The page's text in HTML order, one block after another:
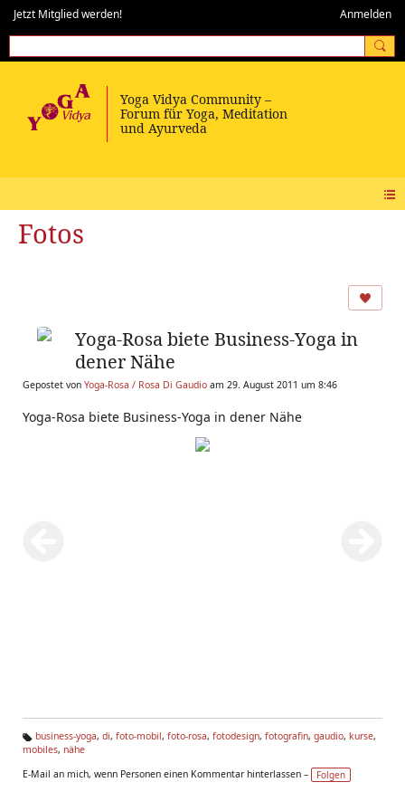
Jetzt Mitglied werden! Anmelden
Fotos
Yoga-Rosa biete Business-Yoga in
dener Nähe
Gepostet von Yoga-Rosa / Rosa Di Gaudio am 29. August 2011 um 8:46
Yoga-Rosa biete Business-Yoga in dener Nähe
Ta
s:
business-yoga, di, foto-mobil, foto-rosa, fotodesign, fotografin, gaudio, kurse,
mobiles, nähe
E-Mail an mich, wenn Personen einen Kommentar hinterlassen –
Folgen